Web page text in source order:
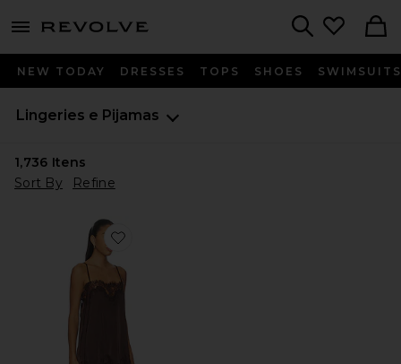
menu - shows more content
NEW TODAY DRESSES TOPS SHOES SWIMSUITS
Lingeries e Pijamas
1,736 Itens
Sort By
Refine
Favorite Olivia Slip